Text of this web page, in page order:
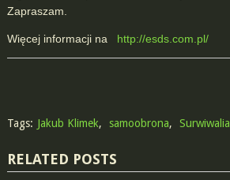
Zapraszam.
Więcej informacji na http://esds.com.pl/
Tags: Jakub Klimek, samoobrona, Surwiwalia
RELATED POSTS